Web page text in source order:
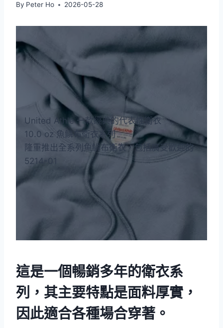
By Peter Ho 2026-05-28
United Athle 一款經典的代表性衛衣
10.0 oz 魚鱗布衛衣系列
隆重推出全系列魚鱗布衛衣，包括廣受歡迎的
5214-01
這是一個暢銷多年的衛衣系
列，其主要特點是面料厚實，
因此適合各種場合穿著。